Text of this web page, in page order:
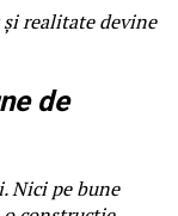
realitate devine
de
Nici pe bune